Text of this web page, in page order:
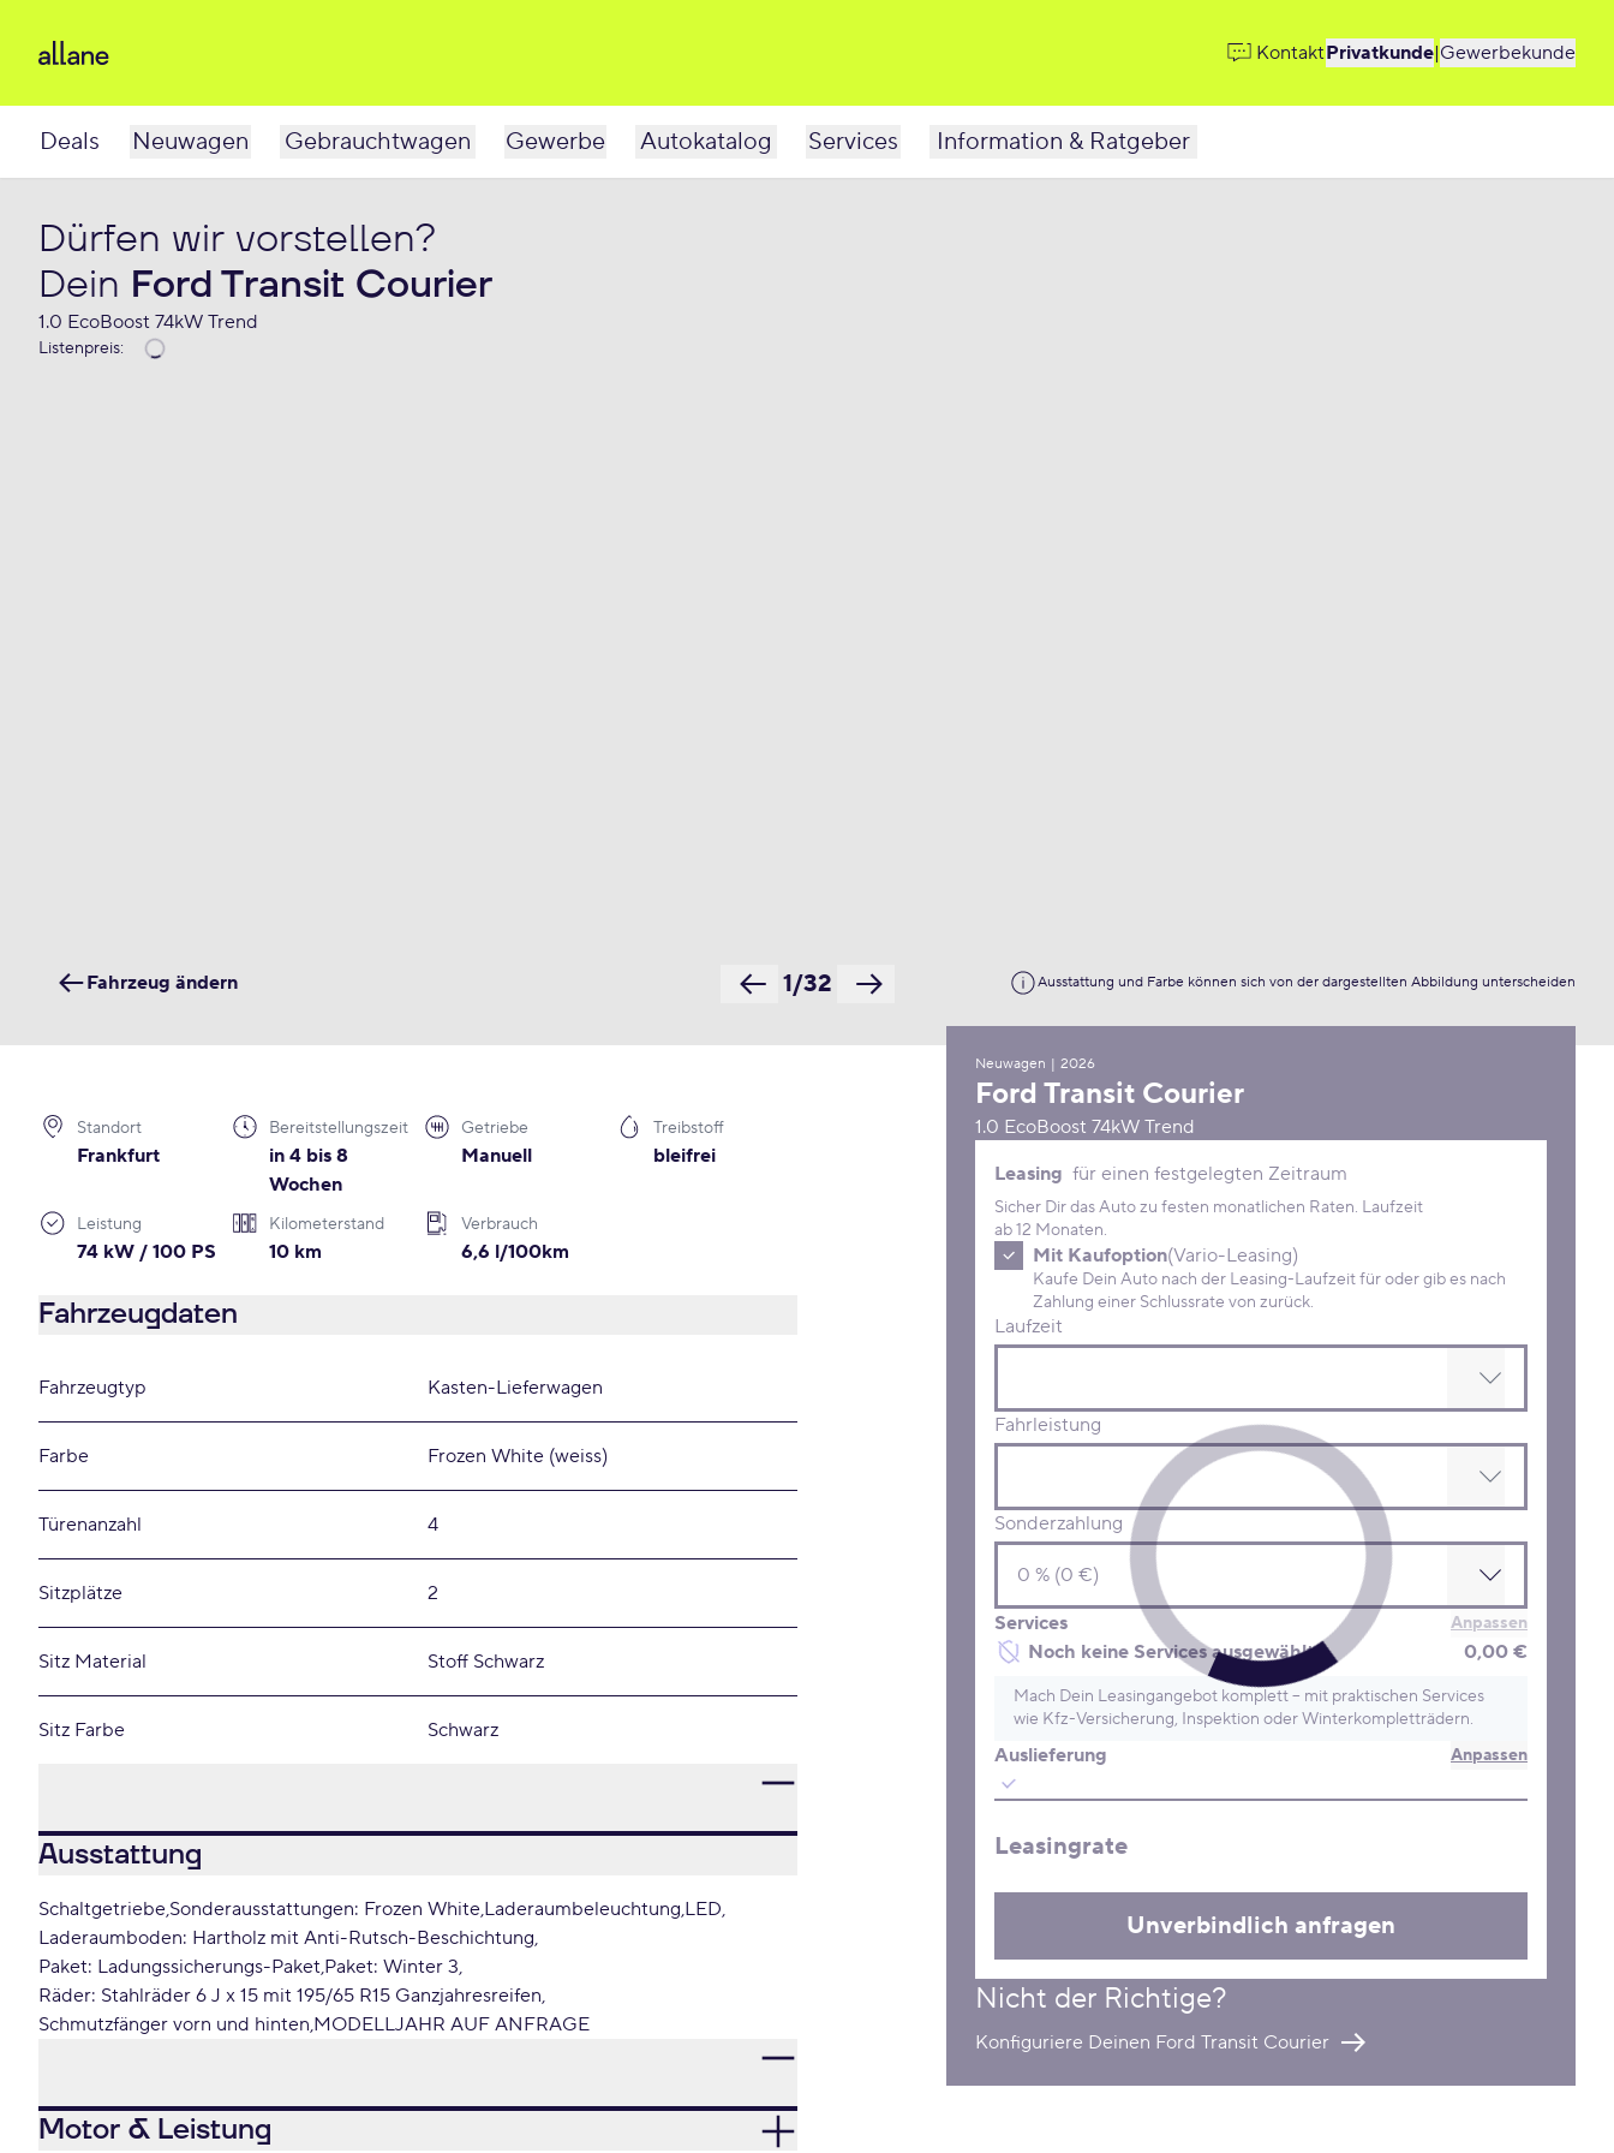
KontaktPrivatkunde|Gewerbekunde
Deals Neuwagen Gebrauchtwagen Gewerbe Autokatalog Services Information & Ratgeber
Dürfen wir vorstellen?
Dein Ford Transit Courier
1.0 EcoBoost 74kW Trend
Listenpreis:
Ausstattung und Farbe können sich von der dargestellten Abbildung unterscheiden
1/32
Fahrzeug ändern
Neuwagen | 2026
Ford Transit Courier
1.0 EcoBoost 74kW Trend
Leasing Konditionen
Leasing für einen festgelegten Zeitraum
Sicher Dir das Auto zu festen monatlichen Raten. Laufzeit
ab 12 Monaten.
Mit Kaufoption(Vario-Leasing)
Kaufe Dein Auto nach der Leasing-Laufzeit für oder gib es nach
Zahlung einer Schlussrate von zurück.
Laufzeit
Fahrleistung
Sonderzahlung
Services Anpassen
Noch keine Services ausgewählt 0,00 €
Mach Dein Leasingangebot komplett – mit praktischen Services
wie Kfz-Versicherung, Inspektion oder Winterkompletträdern.
Auslieferung Anpassen
Leasingrate
Unverbindlich anfragen
Nicht der Richtige?
Konfiguriere Deinen Ford Transit Courier
Standort
Frankfurt
Bereitstellungszeit
in 4 bis 8
Wochen
Getriebe
Manuell
Treibstoff
bleifrei
Leistung
74 kW / 100 PS
Kilometerstand
10 km
Verbrauch
6,6 l/100km
Fahrzeugdaten
Fahrzeugtyp Kasten-Lieferwagen
Farbe Frozen White (weiss)
Türenanzahl 4
Sitzplätze 2
Sitz Material Stoff Schwarz
Sitz Farbe Schwarz
Ausstattung
Schaltgetriebe Sonderausstattungen: Frozen White Laderaumbeleuchtung LED
Laderaumboden: Hartholz mit Anti-Rutsch-Beschichtung
Paket: Ladungssicherungs-Paket Paket: Winter 3
Räder: Stahlräder 6 J x 15 mit 195/65 R15 Ganzjahresreifen
Schmutzfänger vorn und hinten MODELLJAHR AUF ANFRAGE
Motor & Leistung